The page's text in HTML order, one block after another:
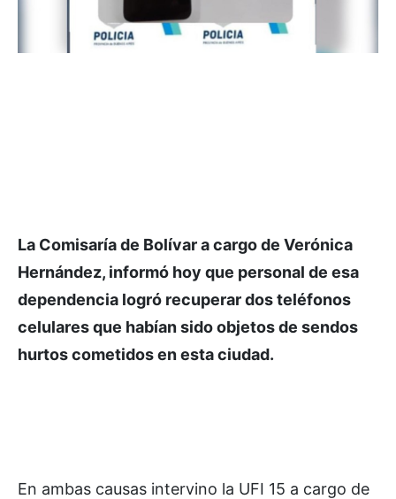
La Comisaría de Bolívar a cargo de Verónica
Hernández, informó hoy que personal de esa
dependencia logró recuperar dos teléfonos
celulares que habían sido objetos de sendos
hurtos cometidos en esta ciudad.
En ambas causas intervino la UFI 15 a cargo de